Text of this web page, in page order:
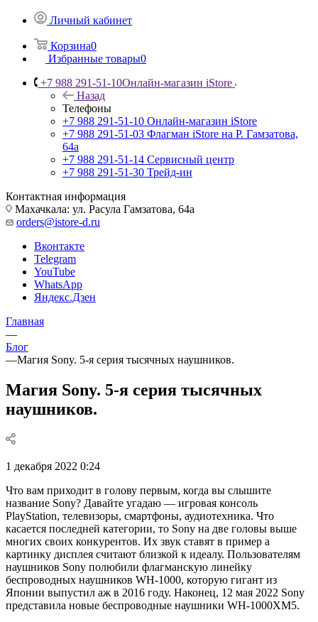
Личный кабинет
Корзина0
Избранные товары0
+7 988 291-51-10Онлайн-магазин iStore
Назад
Телефоны
+7 988 291-51-10 Онлайн-магазин iStore
+7 988 291-51-03 Флагман iStore на Р. Гамзатова,
64а
+7 988 291-51-14 Сервисный центр
+7 988 291-51-30 Трейд-ин
Контактная информация
Махачкала: ул. Расула Гамзатова, 64а
orders@istore-d.ru
Вконтакте
Telegram
YouTube
WhatsApp
Яндекс.Дзен
Главная
—
Блог
—Магия Sony. 5-я серия тысячных наушников.
Магия Sony. 5-я серия тысячных
наушников.
1 декабря 2022 0:24
Что вам приходит в голову первым, когда вы слышите
название Sony? Давайте угадаю — игровая консоль
PlayStation, телевизоры, смартфоны, аудиотехника. Что
касается последней категории, то Sony на две головы выше
многих своих конкурентов. Их звук ставят в пример а
картинку дисплея считают близкой к идеалу. Пользователям
наушников Sony полюбили флагманскую линейку
беспроводных наушников WH-1000, которую гигант из
Японии выпустил аж в 2016 году. Наконец, 12 мая 2022 Sony
представила новые беспроводные наушники WH-1000XM5.